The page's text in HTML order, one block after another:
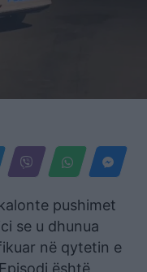
pushimet
se u dhunua
në qytetin e
është